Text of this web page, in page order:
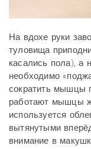
На вдохе руки
туловища
касались пола), а
необходимо
сократить мышцы
работают мышцы
используется
вытянутыми
внимание в